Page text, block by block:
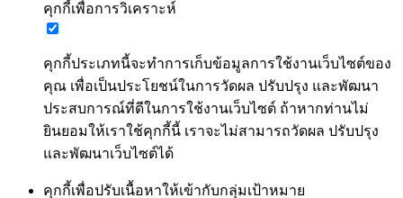
คุกกี้เพื่อการวิเคราะห์
คุกกี้ประเภทนี้จะทำการเก็บข้อมูลการใช้งานเว็บไซต์ของ
คุณ เพื่อเป็นประโยชน์ในการวัดผล ปรับปรุง และพัฒนา
ประสบการณ์ที่ดีในการใช้งานเว็บไซต์ ถ้าหากท่านไม่
ยินยอมให้เราใช้คุกกี้นี้ เราจะไม่สามารถวัดผล ปรับปรุง
และพัฒนาเว็บไซต์ได้
คุกกี้เพื่อปรับเนื้อหาให้เข้ากับกลุ่มเป้าหมาย